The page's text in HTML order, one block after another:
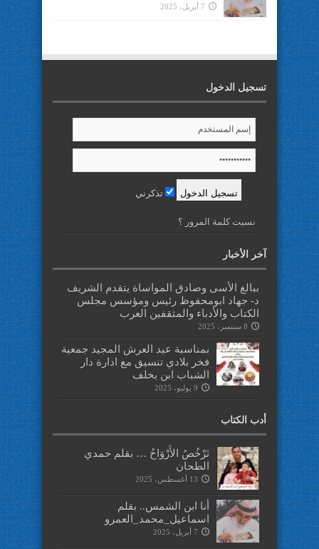
7 أبريل، 2025
تسجيل الدخول
تذكرني
نسيت كلمة المرور ؟
آخر الأخبار
ببالغ الأسى وصادق المواساة يتقدم الشريف
د- جهاد ابومحفوظ رئيس ومؤسس مجلس
الكتاب والأدباء والمثقفين العرب
8 سبتمبر، 2025
بمناسبة عيد العرش المجيد جمعية
فخر بلادي تنسيق مع ادارة دار
الشباب ابن يخلف
9 يوليو، 2025
أدب الكتاب
تَرْخُصُ الأَرْوَاحُ … بقلم حمدي
الطحان
13 أغسطس، 2025
أنا ابن الشمس.. بقلم
اسماعيل_محمد_العمرو
7 أبريل، 2025